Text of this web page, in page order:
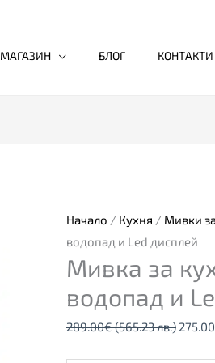
МАГАЗИН БЛОГ КОНТАКТИ
Начало / Кухня / Мивки
водопад и Led дисплей
Мивка за
водопад и
289.00€(565.23 лв.)
(565.23
лв.).
275.00
за
кухня
Bliote
водопад
и